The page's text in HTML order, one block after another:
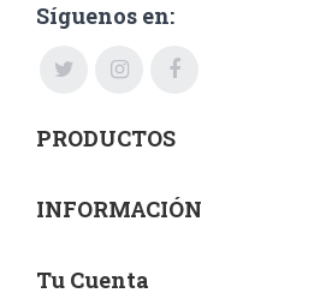
Síguenos en:
PRODUCTOS
INFORMACIÓN
Tu Cuenta